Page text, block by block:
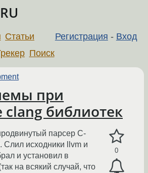
Регистрация - Вход
Статьи
Поиск
при
clang библиотек
0
парсер С-
Слил исходники llvm и
и установил в
на всякий случай, что